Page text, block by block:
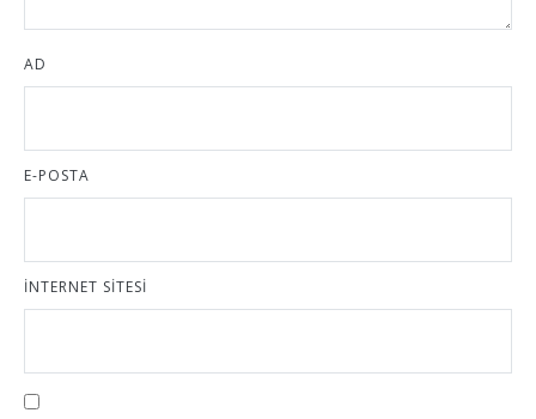
AD
E-POSTA
İNTERNET SITESI